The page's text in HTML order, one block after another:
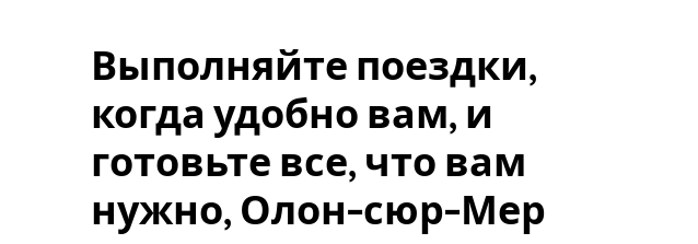
Выполняйте поездки,
когда удобно вам, и
готовьте все, что вам
нужно, Олон-сюр-Мер